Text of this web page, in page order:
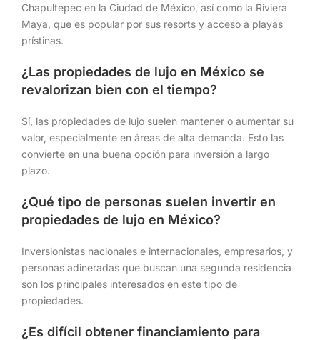
Chapultepec en la Ciudad de México, así como la Riviera
Maya, que es popular por sus resorts y acceso a playas
prístinas.
¿Las propiedades de lujo en México se
revalorizan bien con el tiempo?
Sí, las propiedades de lujo suelen mantener o aumentar su
valor, especialmente en áreas de alta demanda. Esto las
convierte en una buena opción para inversión a largo
plazo.
¿Qué tipo de personas suelen invertir en
propiedades de lujo en México?
Inversionistas nacionales e internacionales, empresarios, y
personas adineradas que buscan una segunda residencia
son los principales interesados en este tipo de
propiedades.
¿Es difícil obtener financiamiento para